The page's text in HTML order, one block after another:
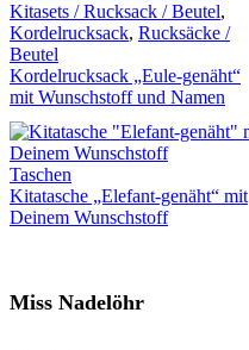
Kitasets / Rucksack / Beutel,
Kordelrucksack, Rucksäcke /
Beutel
Kordelrucksack „Eule-genäht“
mit Wunschstoff und Namen
Taschen
Kitatasche „Elefant-genäht“ mit
Deinem Wunschstoff
Miss Nadelöhr